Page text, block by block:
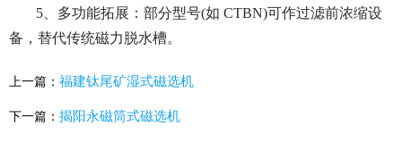
5、多功能拓展：部分型号(如 CTBN)可作过滤前浓缩设
备，替代传统磁力脱水槽。
上一篇： 福建钛尾矿湿式磁选机
下一篇： 揭阳永磁筒式磁选机